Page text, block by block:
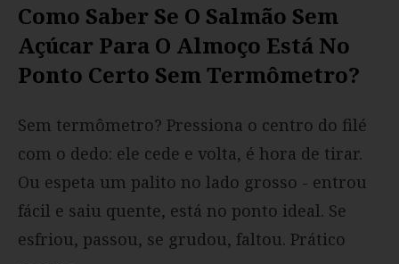
Como Saber Se O Salmão Sem
Açúcar Para O Almoço Está No
Ponto Certo Sem Termômetro?
Sem termômetro? Pressiona o centro do filé
com o dedo: ele cede e volta, é hora de tirar.
Ou espeta um palito no lado grosso - entrou
fácil e saiu quente, está no ponto ideal. Se
esfriou, passou, se grudou, faltou. Prático